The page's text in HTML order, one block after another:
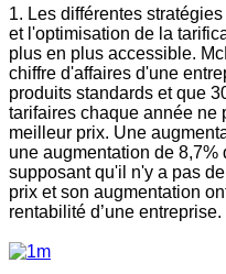
1. Les différentes
et l'optimisation de la
plus en plus accessible.
chiffre d'affaires d'une
produits standards et que
tarifaires chaque année ne
meilleur prix. Une
une augmentation de
supposant qu'il n'y a pas
prix et son augmentation
rentabilité d’une entreprise.